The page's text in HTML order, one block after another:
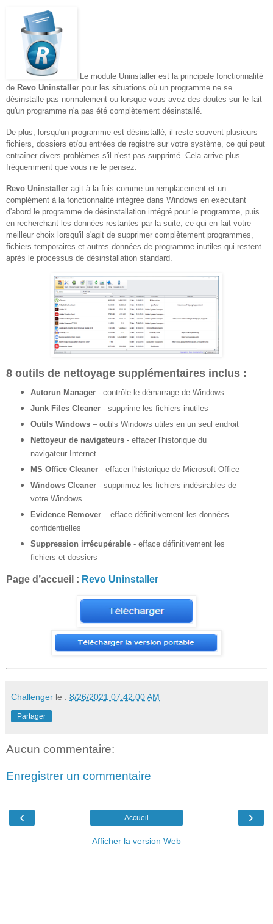
Le module Uninstaller est la principale fonctionnalité
de Revo Uninstaller pour les situations où un programme ne se
désinstalle pas normalement ou lorsque vous avez des doutes sur le fait
qu'un programme n'a pas été complètement désinstallé.
De plus, lorsqu'un programme est désinstallé, il reste souvent plusieurs
fichiers, dossiers et/ou entrées de registre sur votre système, ce qui peut
entraîner divers problèmes s'il n'est pas supprimé. Cela arrive plus
fréquemment que vous ne le pensez.
Revo Uninstaller agit à la fois comme un remplacement et un
complément à la fonctionnalité intégrée dans Windows en exécutant
d'abord le programme de désinstallation intégré pour le programme, puis
en recherchant les données restantes par la suite, ce qui en fait votre
meilleur choix lorsqu'il s'agit de supprimer complètement programmes,
fichiers temporaires et autres données de programme inutiles qui restent
après le processus de désinstallation standard.
8 outils de nettoyage supplémentaires inclus :
Autorun Manager- contrôle le démarrage de Windows
Junk Files Cleaner- supprime les fichiers inutiles
Outils Windows– outils Windows utiles en un seul endroit
Nettoyeur de navigateurs- effacer l'historique du
navigateur Internet
MS Office Cleaner- effacer l'historique de Microsoft Office
Windows Cleaner- supprimez les fichiers indésirables de
votre Windows
Evidence Remover– efface définitivement les données
confidentielles
Suppression irrécupérable- efface définitivement les
fichiers et dossiers
Page d’accueil : Revo Uninstaller
Challenger le : 8/26/2021 07:42:00 AM
Partager
Aucun commentaire:
Enregistrer un commentaire
‹ ›
Accueil
Afficher la version Web